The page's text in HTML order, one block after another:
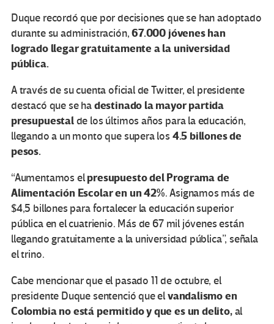
Duque recordó que por decisiones que se han adoptado
durante su administración,67.000 jóvenes han
logrado llegar gratuitamente a la universidad
pública.
A través de su cuenta oficial de Twitter, el presidente
destacó que se hadestinado la mayor partida
presupuestalde los últimos años para la educación,
llegando a un monto que supera los 4.5 billones de
pesos.
“Aumentamos elpresupuesto del Programa de
Alimentación Escolar en un 42%. Asignamos más de
$4,5 billones para fortalecer la educación superior
pública en el cuatrienio. Más de 67 mil jóvenes están
llegando gratuitamente a la universidad pública”, señala
el trino.
Cabe mencionar que el pasado 11 de octubre, el
presidente Duque sentenció que elvandalismo en
Colombia no está permitido y que es un delito,al